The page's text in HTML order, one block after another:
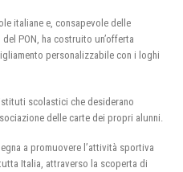
italiane e, consapevole delle
PON, ha costruito un’offerta
personalizzabile con i loghi
scolastici che desiderano
delle carte dei propri alunni.
a promuovere l’attività sportiva
Italia, attraverso la scoperta di